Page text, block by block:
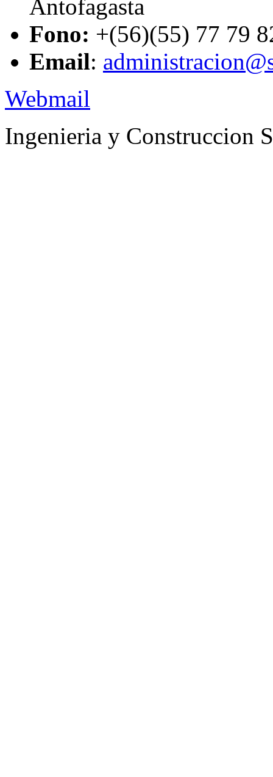
Antofagasta
Fono: +(56)(55) 77 79
Email:
Webmail
Ingenieria y Construccion